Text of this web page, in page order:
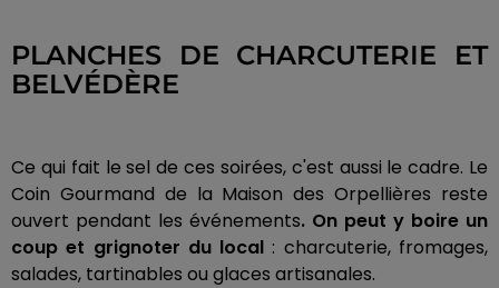
PLANCHES DE CHARCUTERIE ET
BELVÉDÈRE
Ce qui fait le sel de ces soirées, c'est aussi le cadre. Le
Coin Gourmand de la Maison des Orpellières reste
ouvert pendant les événements. On peut y boire un
coup et grignoter du local : charcuterie, fromages,
salades, tartinables ou glaces artisanales.